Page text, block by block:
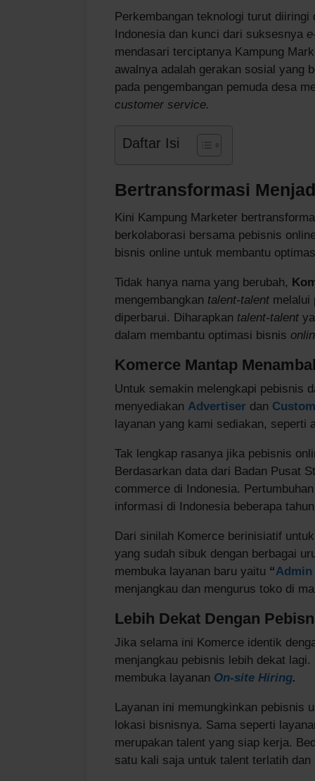
Perkembangan teknologi turut
Indonesia dan kunci dari suksesnya
mendasari terciptanya Kampung
awalnya adalah gerakan sosial yang
pada pengembangan pemuda desa
customer service.
Daftar Isi
Bertransformasi
Kini Kampung Marketer
berkolaborasi bersama pebisnis
bisnis online untuk membantu
Tidak hanya nama yang berubah,
mengembangkan talent-talent melalui
diperbarui. Diharapkan talent-talent
dalam membantu optimasi bisnis
Komerce Mantap
Untuk semakin melengkapi pebisnis
menyediakan Advertiser dan
layanan yang kami sediakan,
Tak lengkap rasanya jika pebisnis
Berdasarkan data dari Badan Pusat
commerce di Indonesia.
informasi di Indonesia beberapa
Dari sinilah Komerce berinisiatif
yang sudah sibuk dengan berbagai
membuka layanan baru yaitu “Admin
menjangkau dan mengurus toko di
Lebih Dekat Dengan
Jika selama ini Komerce identik
menjangkau pebisnis lebih dekat
membuka layanan On-site Hiring.
Layanan ini memungkinkan pebisnis
lokasi bisnisnya. Sama seperti
merupakan talent yang siap kerja.
satu kali saja untuk talent terlatih dan